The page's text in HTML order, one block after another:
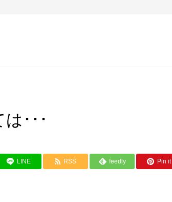
･･･
LINE RSS feedly Pin it